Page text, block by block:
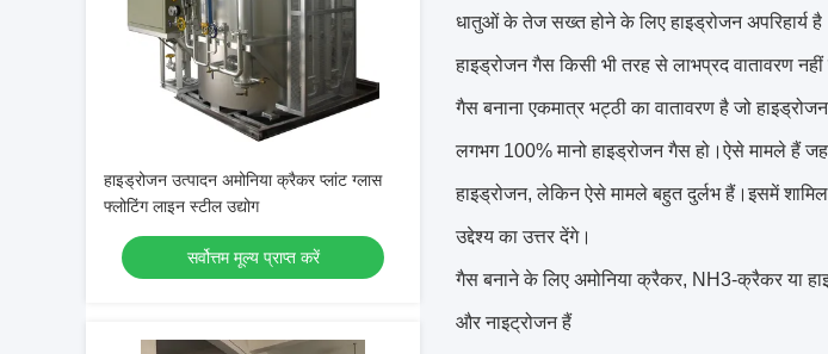
हाइड्रोजन उत्पादन अमोनिया क्रैकर प्लांट ग्लास
फ्लोटिंग लाइन स्टील उद्योग
सर्वोत्तम मूल्य प्राप्त करें
धातुओं के तेज सख्त होने के लिए हाइड्रोजन अपरिहार्य
हाइड्रोजन गैस किसी भी तरह से लाभप्रद वातावरण नहीं
गैस बनाना एकमात्र भट्ठी का वातावरण है जो
लगभग 100% मानो हाइड्रोजन गैस हो।ऐसे मामले हैं
हाइड्रोजन, लेकिन ऐसे मामले बहुत दुर्लभ हैं।इसमें
उद्देश्य का उत्तर देंगे।
गैस बनाने के लिए अमोनिया क्रैकर, NH3-क्रैकर या
और नाइट्रोजन हैं